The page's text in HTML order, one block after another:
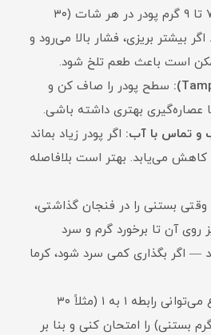
معمولاً ۷ تا ۹ گرم پودر در هر شات (۳۰
بیشتر بریزی، فشار بالا می‌رود و
است باعث طعم تلخ شود.
سطح پودر را صاف کن و
عصاره‌گیری بهتری داشته باشی.
و تماس با آب: اگر پودر زیاد بماند
می‌یابد. بهتر است بلافاصله
وقتی بستنی را در فنجان گذاشتی،
روی آن تا برخورد گرم و سرد
— اگر بگذاری کمی سرد شود، کرما
برای شروع می‌توانی رابطه ۱ به ۱ (مثلاً ۳۰
اسپرسو و ۳۰ گرم بستنی) را امتحان کنی و بنا بر